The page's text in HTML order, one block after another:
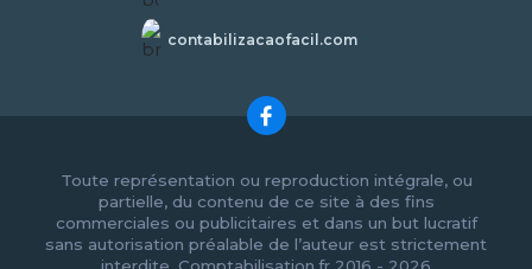
contabilizacaofacil.com
Toute représentation ou reproduction intégrale, ou
partielle, du contenu de ce site à des fins
commerciales ou publicitaires et dans un but lucratif
sans autorisation préalable de l’auteur est strictement